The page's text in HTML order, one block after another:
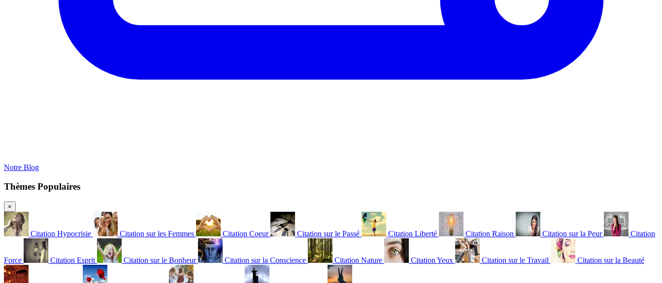
Notre Blog
Thèmes Populaires
×
Citation Hypocrisie Citation sur les Femmes Citation Coeur Citation sur le Passé Citation Liberté Citation Raison Citation sur la Peur Citation
Force Citation Esprit Citation sur le Bonheur Citation sur la Conscience Citation Nature Citation Yeux Citation sur le Travail Citation sur la Beauté